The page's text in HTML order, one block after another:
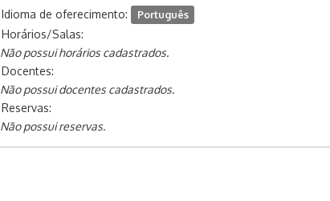
Idioma de oferecimento: Português
Horários/Salas:
Não possui horários cadastrados.
Docentes:
Não possui docentes cadastrados.
Reservas:
Não possui reservas.